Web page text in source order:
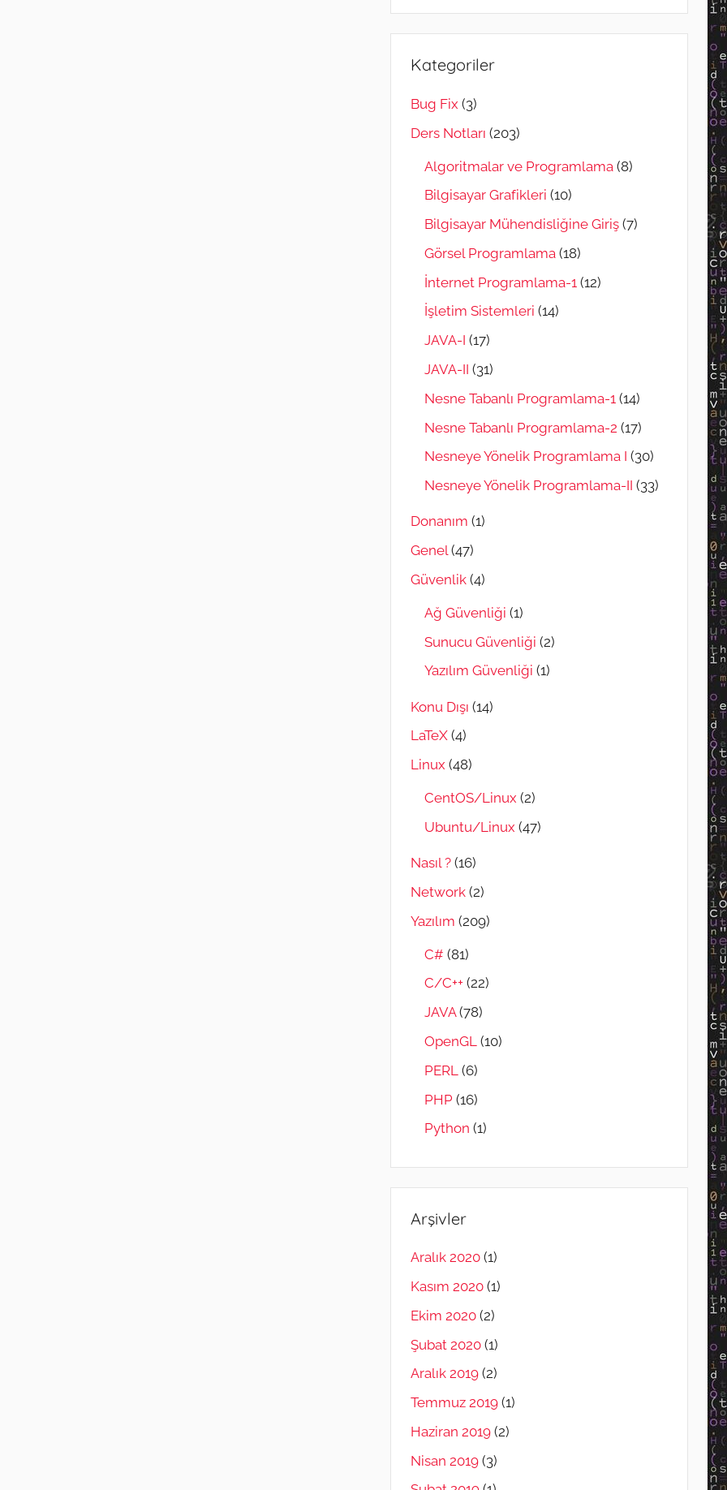
Kategoriler
Bug Fix (3)
Ders Notları (203)
Algoritmalar ve Programlama (8)
Bilgisayar Grafikleri (10)
Bilgisayar Mühendisliğine Giriş(7)
Görsel Programlama (18)
İnternet Programlama-1 (12)
İşletim Sistemleri (14)
JAVA-I (17)
JAVA-II (31)
Nesne Tabanlı Programlama-1 (14)
Nesne Tabanlı Programlama-2 (17)
Nesneye Yönelik Programlama I (30)
Nesneye Yönelik Programlama-II (33)
Donanım (1)
Genel(47)
Güvenlik(4)
Ağ Güvenliği (1)
Sunucu Güvenliği (2)
Yazılım Güvenliği (1)
Konu Dışı (14)
LaTeX(4)
Linux (48)
CentOS/Linux (2)
Ubuntu/Linux (47)
Nasıl ?(16)
Network(2)
Yazılım (209)
C# (81)
C/C++(22)
JAVA(78)
OpenGL (10)
PERL (6)
PHP (16)
Python (1)
Arşivler
Aralık 2020(1)
Kasım 2020(1)
Ekim 2020(2)
Şubat 2020(1)
Aralık 2019(2)
Temmuz 2019(1)
Haziran 2019(2)
Nisan 2019(3)